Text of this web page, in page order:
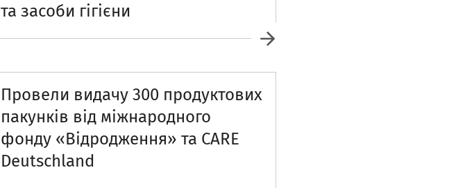
та засоби гігієни
Провели видачу 300 продуктових
пакунків від міжнародного
фонду «Відродження» та CARE
Deutschland